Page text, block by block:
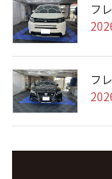
フ
フ